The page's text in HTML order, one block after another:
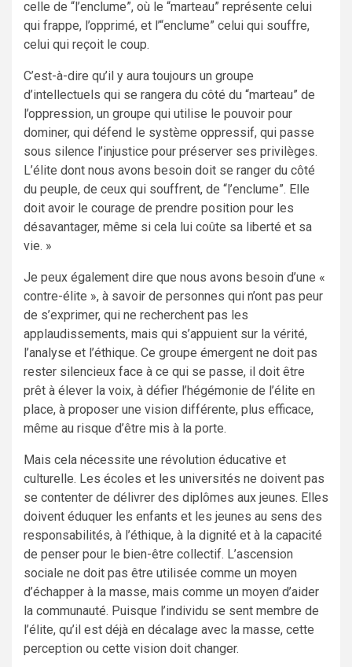
celle de “l’enclume”, où le “marteau” représente celui
qui frappe, l’opprimé, et l’“enclume” celui qui souffre,
celui qui reçoit le coup.
C’est-à-dire qu’il y aura toujours un groupe
d’intellectuels qui se rangera du côté du “marteau” de
l’oppression, un groupe qui utilise le pouvoir pour
dominer, qui défend le système oppressif, qui passe
sous silence l’injustice pour préserver ses privilèges.
L’élite dont nous avons besoin doit se ranger du côté
du peuple, de ceux qui souffrent, de “l’enclume”. Elle
doit avoir le courage de prendre position pour les
désavantager, même si cela lui coûte sa liberté et sa
vie. »
Je peux également dire que nous avons besoin d’une «
contre-élite », à savoir de personnes qui n’ont pas peur
de s’exprimer, qui ne recherchent pas les
applaudissements, mais qui s’appuient sur la vérité,
l’analyse et l’éthique. Ce groupe émergent ne doit pas
rester silencieux face à ce qui se passe, il doit être
prêt à élever la voix, à défier l’hégémonie de l’élite en
place, à proposer une vision différente, plus efficace,
même au risque d’être mis à la porte.
Mais cela nécessite une révolution éducative et
culturelle. Les écoles et les universités ne doivent pas
se contenter de délivrer des diplômes aux jeunes. Elles
doivent éduquer les enfants et les jeunes au sens des
responsabilités, à l’éthique, à la dignité et à la capacité
de penser pour le bien-être collectif. L’ascension
sociale ne doit pas être utilisée comme un moyen
d’échapper à la masse, mais comme un moyen d’aider
la communauté. Puisque l’individu se sent membre de
l’élite, qu’il est déjà en décalage avec la masse, cette
perception ou cette vision doit changer.